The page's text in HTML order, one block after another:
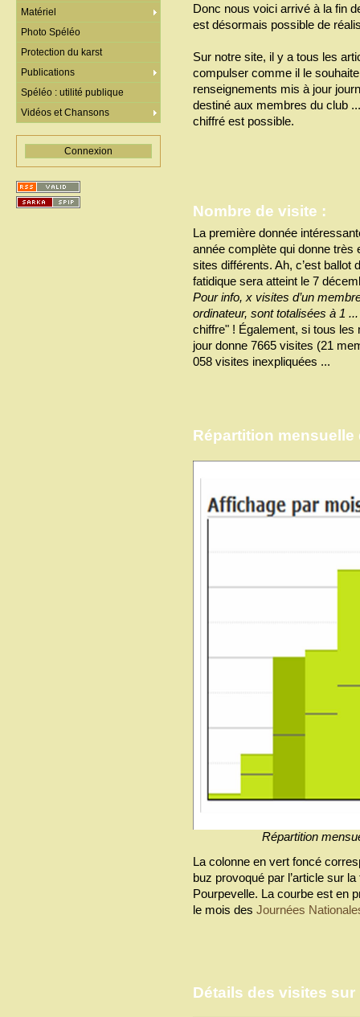
Donc nous voici arrivé à la fin
est désormais possible de
Sur notre site, il y a tous les
compulser comme il le
renseignements mis à jour
destiné aux membres du club
chiffré est possible.
Nombre de visite :
La première donnée
année complète qui donne
sites différents. Ah, c’est ballot
fatidique sera atteint le 7
Pour info, x visites d’un
ordinateur, sont totalisées à 1 ...
chiffre" ! Également, si tous
jour donne 7665 visites (21
058 visites inexpliquées ...
Répartition
Répartition
La colonne en vert foncé
buz provoqué par l’article sur
Pourpevelle. La courbe est en
le mois des Journées
Détails des visites
Matériel
Photo Spéléo
Protection du karst
Publications
Spéléo : utilité publique
Vidéos et Chansons
Connexion